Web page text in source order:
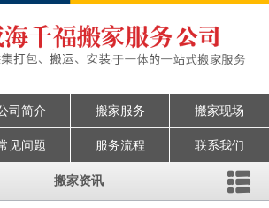
司简介 搬家服务 搬家现场
见问题 服务流程 联系我们
搬家资讯